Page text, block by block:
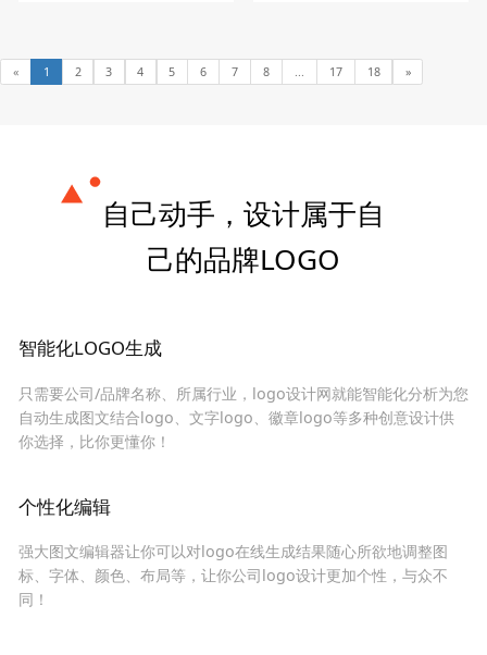
« 1 2 3 4 5 6 7 8 17 18 »
自己动手，设计属于自
己的品牌LOGO
智能化LOGO生成
只需要公司/品牌名称、所属行业，logo设计网就能智能化分析为您
自动生成图文结合logo、文字logo、徽章logo等多种创意设计供
你选择，比你更懂你！
个性化编辑
强大图文编辑器让你可以对logo在线生成结果随心所欲地调整图
标、字体、颜色、布局等，让你公司logo设计更加个性，与众不
同！